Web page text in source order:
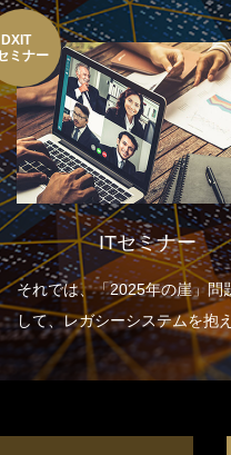
DXIT
ミナー
ITセミナー
それでは、「2025年の崖」問
して、レガシーシステムを抱
くの日本企業はどのような取
を行っていけばよいのでしょ